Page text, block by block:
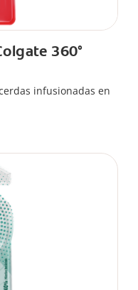
360°
infusionadas en